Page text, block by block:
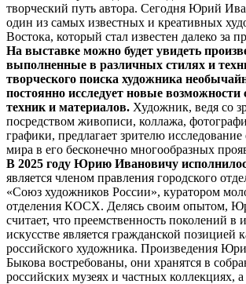
творческий путь автора. Сегодня Юрий
один из самых известных и креативных
Востока, который стал известен далеко за
На выставке можно будет увидеть
выполненные в различных стилях и
творческого поиска художника
постоянно исследует новые
техник и материалов. Художник, ведя со
посредством живописи, коллажа,
графики, предлагает зрителю
мира в его бесконечно многообразных
В 2025 году Юрию Ивановичу
является членом правления городского
«Союз художников России», куратором
отделения КОСХ. Делясь своим опытом,
считает, что преемственность поколений в
искусстве является гражданской позицией
российского художника. Произведения
Быкова востребованы, они хранятся в
российских музеях и частных коллекциях,